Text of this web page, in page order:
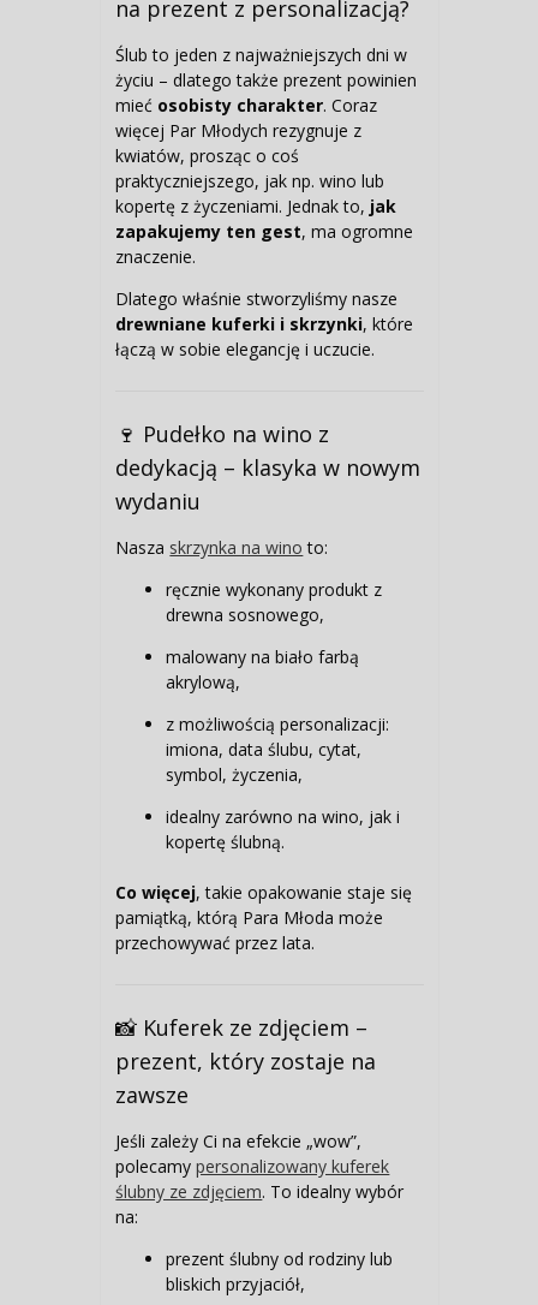
na prezent z personalizacją?
Ślub to jeden z najważniejszych dni w
życiu – dlatego także prezent powinien
mieć osobisty charakter. Coraz
więcej Par Młodych rezygnuje z
kwiatów, prosząc o coś
praktyczniejszego, jak np. wino lub
kopertę z życzeniami. Jednak to, jak
zapakujemy ten gest, ma ogromne
znaczenie.
Dlatego właśnie stworzyliśmy nasze
drewniane kuferki i skrzynki, które
łączą w sobie elegancję i uczucie.
🍷 Pudełko na wino z
dedykacją – klasyka w nowym
wydaniu
Nasza skrzynka na wino to:
ręcznie wykonany produkt z
drewna sosnowego,
malowany na biało farbą
akrylową,
z możliwością personalizacji:
imiona, data ślubu, cytat,
symbol, życzenia,
idealny zarówno na wino, jak i
kopertę ślubną.
Co więcej, takie opakowanie staje się
pamiątką, którą Para Młoda może
przechowywać przez lata.
📸 Kuferek ze zdjęciem –
prezent, który zostaje na
zawsze
Jeśli zależy Ci na efekcie „wow”,
polecamypersonalizowany kuferek
ślubny ze zdjęciem. To idealny wybór
na:
prezent ślubny od rodziny lub
bliskich przyjaciół,